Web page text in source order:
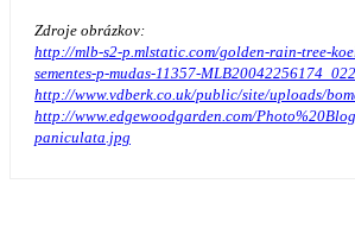
Zdroje obrázkov:
http://mlb-s2-p.mlstatic.com/golden-rain-tree-
sementes-p-mudas-11357-
http://www.vdberk.co.uk/public/site/uploads/
http://www.edgewoodgarden.com/
paniculata.jpg